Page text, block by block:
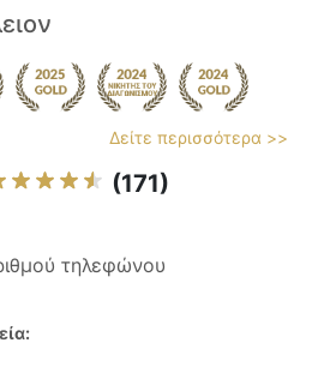
Δείτε περισσότερα >>
(171)
τηλεφώνου